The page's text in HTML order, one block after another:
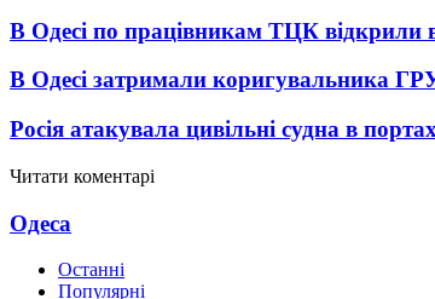
В Одесі по працівникам ТЦК відкрили
В Одесі затримали коригувальника
Росія атакувала цивільні судна в
Читати коментарі
Одеса
Останні
Популярні